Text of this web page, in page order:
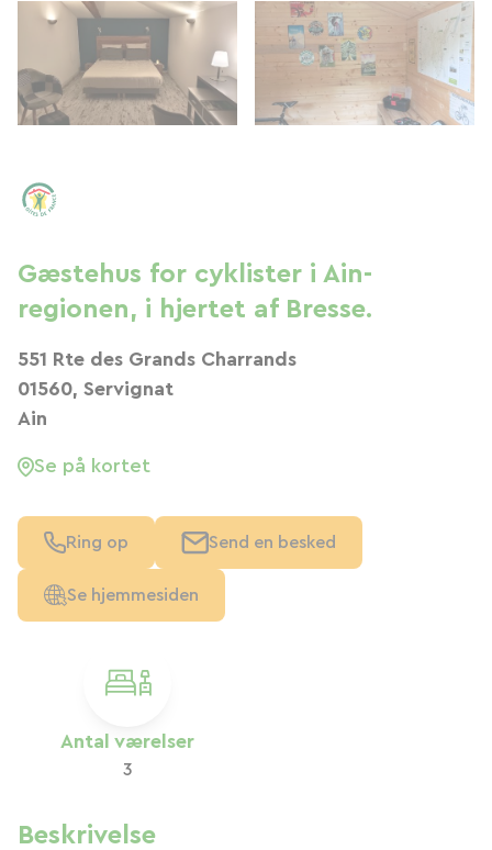
Antal værelser
3
Beskrivelse
Gæstehus for cyklister i Ain-
regionen, i hjertet af Bresse.
551 Rte des Grands Charrands
01560, Servignat
Ain
Se på kortet
Ring op Send en besked
Se hjemmesiden